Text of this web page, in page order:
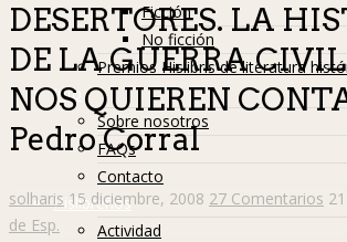
Ficción
No ficción
Premios Hislibris de literatura
Info
Sobre nosotros
FAQs
Contacto
Hislibreños
Actividad
DESERTORES. LA
DE LA GUERRA
NOS QUIEREN
Pedro Corral
solharis 15 diciembre, 2008 27 Comentarios
de Esp.